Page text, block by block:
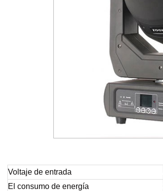
Voltaje de entrada
El consumo de energía